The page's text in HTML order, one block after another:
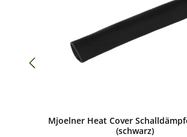
Mjoelner Heat Cover
(schwarz)